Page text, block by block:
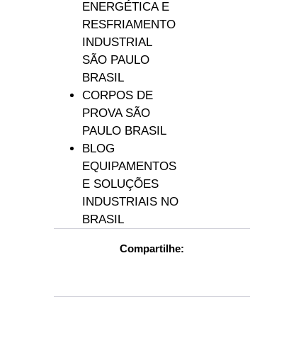
ENERGÉTICA E
RESFRIAMENTO
INDUSTRIAL
SÃO PAULO
BRASIL
CORPOS DE
PROVA SÃO
PAULO BRASIL
BLOG
EQUIPAMENTOS
E SOLUÇÕES
INDUSTRIAIS NO
BRASIL
Compartilhe: